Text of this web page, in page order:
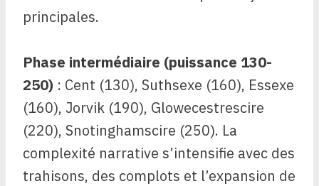
principales.
Phase intermédiaire (puissance 130-
250) : Cent (130), Suthsexe (160), Essexe
(160), Jorvik (190), Glowecestrescire
(220), Snotinghamscire (250). La
complexité narrative s’intensifie avec des
trahisons, des complots et l’expansion de